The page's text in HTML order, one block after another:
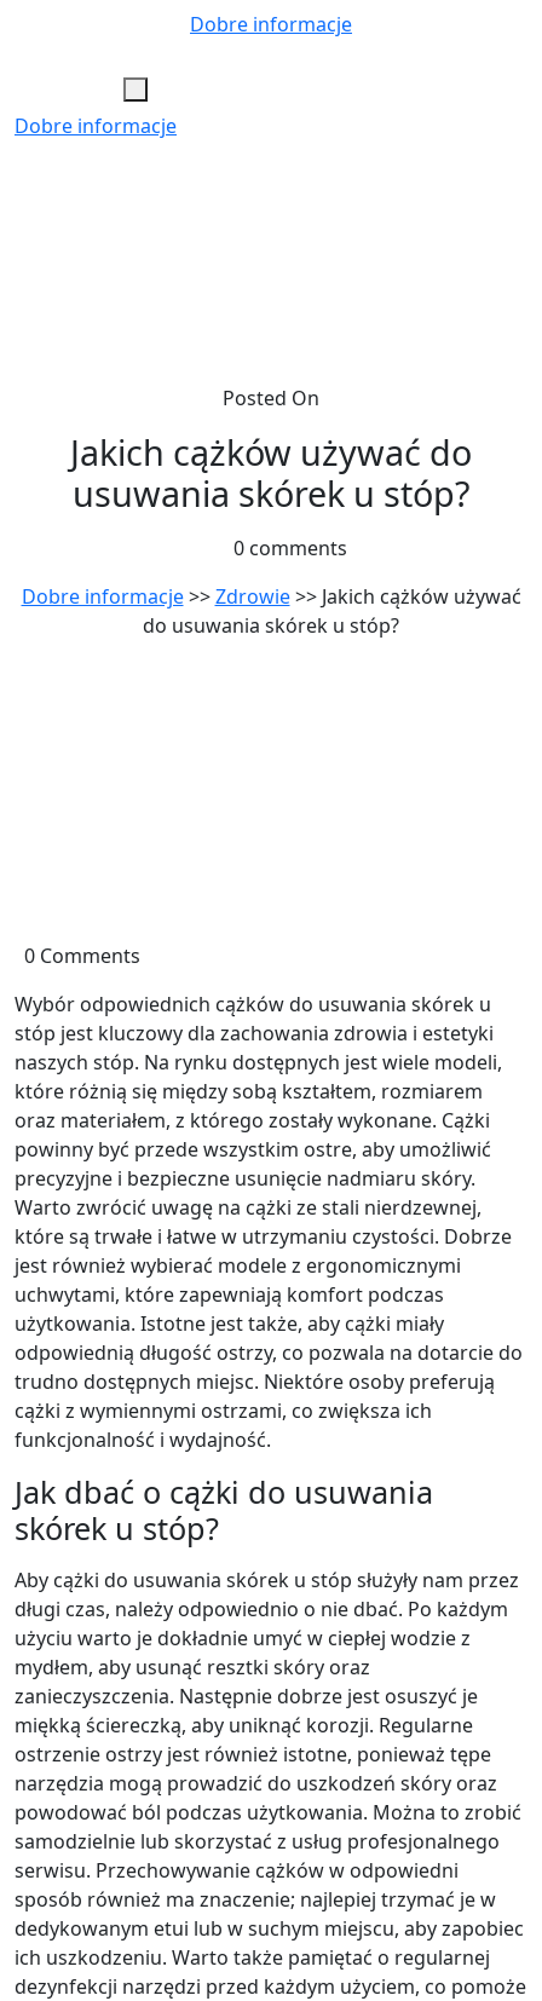
Dobre informacje
Dobre informacje
Posted On
Jakich cążków używać do
usuwania skórek u stóp?
0 comments
Dobre informacje>>Zdrowie>> Jakich cążków używać
do usuwania skórek u stóp?
0 Comments
Wybór odpowiednich cążków do usuwania skórek u
stóp jest kluczowy dla zachowania zdrowia i estetyki
naszych stóp. Na rynku dostępnych jest wiele modeli,
które różnią się między sobą kształtem, rozmiarem
oraz materiałem, z którego zostały wykonane. Cążki
powinny być przede wszystkim ostre, aby umożliwić
precyzyjne i bezpieczne usunięcie nadmiaru skóry.
Warto zwrócić uwagę na cążki ze stali nierdzewnej,
które są trwałe i łatwe w utrzymaniu czystości. Dobrze
jest również wybierać modele z ergonomicznymi
uchwytami, które zapewniają komfort podczas
użytkowania. Istotne jest także, aby cążki miały
odpowiednią długość ostrzy, co pozwala na dotarcie do
trudno dostępnych miejsc. Niektóre osoby preferują
cążki z wymiennymi ostrzami, co zwiększa ich
funkcjonalność i wydajność.
Jak dbać o cążki do usuwania
skórek u stóp?
Aby cążki do usuwania skórek u stóp służyły nam przez
długi czas, należy odpowiednio o nie dbać. Po każdym
użyciu warto je dokładnie umyć w ciepłej wodzie z
mydłem, aby usunąć resztki skóry oraz
zanieczyszczenia. Następnie dobrze jest osuszyć je
miękką ściereczką, aby uniknąć korozji. Regularne
ostrzenie ostrzy jest również istotne, ponieważ tępe
narzędzia mogą prowadzić do uszkodzeń skóry oraz
powodować ból podczas użytkowania. Można to zrobić
samodzielnie lub skorzystać z usług profesjonalnego
serwisu. Przechowywanie cążków w odpowiedni
sposób również ma znaczenie; najlepiej trzymać je w
dedykowanym etui lub w suchym miejscu, aby zapobiec
ich uszkodzeniu. Warto także pamiętać o regularnej
dezynfekcji narzędzi przed każdym użyciem, co pomoże